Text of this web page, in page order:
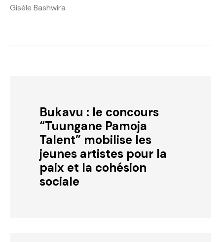
Gisèle Bashwira
Bukavu : le concours
“Tuungane Pamoja
Talent” mobilise les
jeunes artistes pour la
paix et la cohésion
sociale